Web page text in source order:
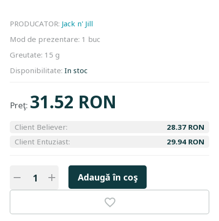
PRODUCATOR: Jack n' Jill
Mod de prezentare: 1 buc
Greutate: 15 g
Disponibilitate: In stoc
Preţ: 31.52 RON
Client Believer:
28.37 RON
Client Entuziast:
29.94 RON
Adaugă în coş